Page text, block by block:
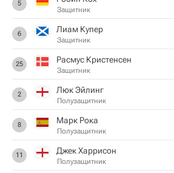
5
Защитник
6 Лиам Купер
Защитник
25 Расмус Кристенсен
Защитник
2 Люк Эйлинг
Полузащитник
8 Марк Рока
Полузащитник
11 Джек Харрисон
Полузащитник